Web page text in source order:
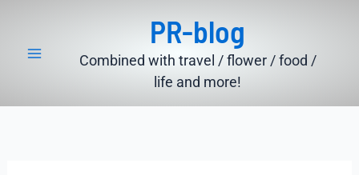
PR-blog
Combined with travel / flower / food /
life and more!